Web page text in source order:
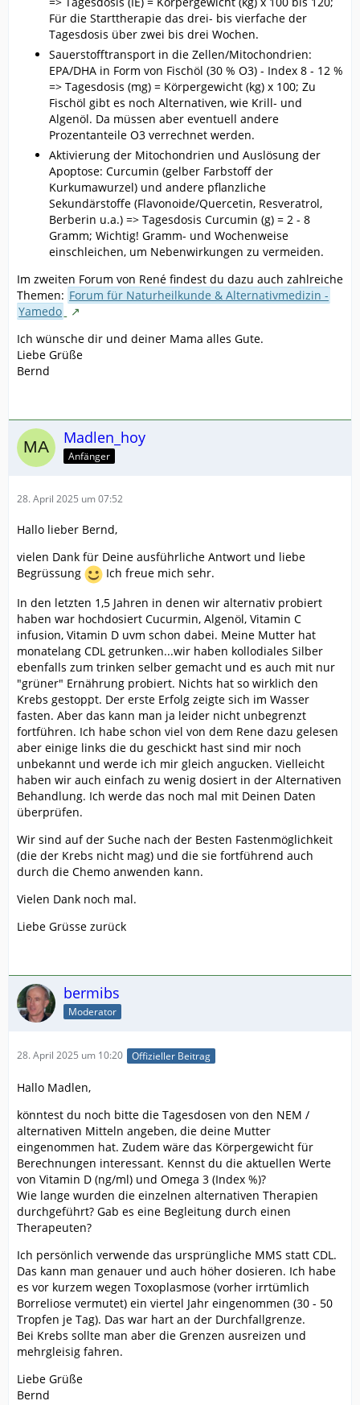
Für die Starttherapie das drei- bis vierfache der
Tagesdosis über zwei bis drei Wochen.
Sauerstofftransport in die Zellen/Mitochondrien:
EPA/DHA in Form von Fischöl (30 % O3) - Index 8 - 12 %
=> Tagesdosis (mg) = Körpergewicht (kg) x 100; Zu
Fischöl gibt es noch Alternativen, wie Krill- und
Algenöl. Da müssen aber eventuell andere
Prozentanteile O3 verrechnet werden.
Aktivierung der Mitochondrien und Auslösung der
Apoptose: Curcumin (gelber Farbstoff der
Kurkumawurzel) und andere pflanzliche
Sekundärstoffe (Flavonoide/Quercetin, Resveratrol,
Berberin u.a.) => Tagesdosis Curcumin (g) = 2 - 8
Gramm; Wichtig! Gramm- und Wochenweise
einschleichen, um Nebenwirkungen zu vermeiden.
Im zweiten Forum von René findest du dazu auch zahlreiche
Themen: Forum für Naturheilkunde & Alternativmedizin -
Yamedo
Ich wünsche dir und deiner Mama alles Gute.
Liebe Grüße
Bernd
Madlen_hoy
Anfänger
28. April 2025 um 07:52
Hallo lieber Bernd,
vielen Dank für Deine ausführliche Antwort und liebe
Begrüssung
Ich freue mich sehr.
In den letzten 1,5 Jahren in denen wir alternativ probiert
haben war hochdosiert Cucurmin, Algenöl, Vitamin C
infusion, Vitamin D uvm schon dabei. Meine Mutter hat
monatelang CDL getrunken...wir haben kollodiales Silber
ebenfalls zum trinken selber gemacht und es auch mit nur
"grüner" Ernährung probiert. Nichts hat so wirklich den
Krebs gestoppt. Der erste Erfolg zeigte sich im Wasser
fasten. Aber das kann man ja leider nicht unbegrenzt
fortführen. Ich habe schon viel von dem Rene dazu gelesen
aber einige links die du geschickt hast sind mir noch
unbekannt und werde ich mir gleich angucken. Vielleicht
haben wir auch einfach zu wenig dosiert in der Alternativen
Behandlung. Ich werde das noch mal mit Deinen Daten
überprüfen.
Wir sind auf der Suche nach der Besten Fastenmöglichkeit
(die der Krebs nicht mag) und die sie fortführend auch
durch die Chemo anwenden kann.
Vielen Dank noch mal.
Liebe Grüsse zurück
bermibs
Moderator
28. April 2025 um 10:20 Offizieller Beitrag
Hallo Madlen,
könntest du noch bitte die Tagesdosen von den NEM /
alternativen Mitteln angeben, die deine Mutter
eingenommen hat. Zudem wäre das Körpergewicht für
Berechnungen interessant. Kennst du die aktuellen Werte
von Vitamin D (ng/ml) und Omega 3 (Index %)?
Wie lange wurden die einzelnen alternativen Therapien
durchgeführt? Gab es eine Begleitung durch einen
Therapeuten?
Ich persönlich verwende das ursprüngliche MMS statt CDL.
Das kann man genauer und auch höher dosieren. Ich habe
es vor kurzem wegen Toxoplasmose (vorher irrtümlich
Borreliose vermutet) ein viertel Jahr eingenommen (30 - 50
Tropfen je Tag). Das war hart an der Durchfallgrenze.
Bei Krebs sollte man aber die Grenzen ausreizen und
mehrgleisig fahren.
Liebe Grüße
Bernd